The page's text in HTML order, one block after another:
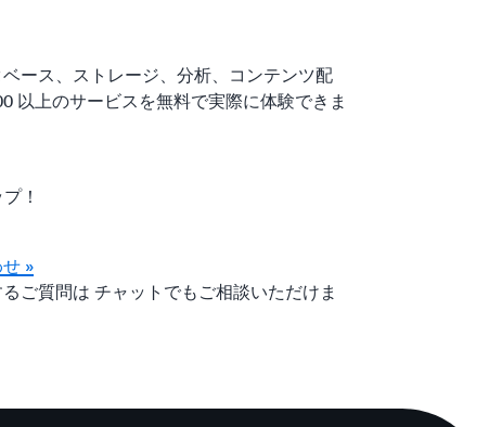
ース、ストレージ、分析、コンテンツ配
以上のサービスを無料で実際に体験できま
！
»
ご質問は チャットでもご相談いただけま